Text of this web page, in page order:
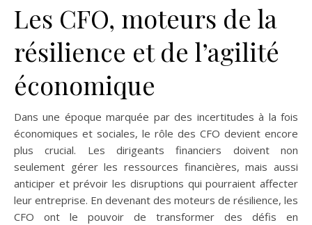
Les CFO, moteurs de la
résilience et de l’agilité
économique
Dans une époque marquée par des incertitudes à la fois
économiques et sociales, le rôle des CFO devient encore
plus crucial. Les dirigeants financiers doivent non
seulement gérer les ressources financières, mais aussi
anticiper et prévoir les disruptions qui pourraient affecter
leur entreprise. En devenant des moteurs de résilience, les
CFO ont le pouvoir de transformer des défis en